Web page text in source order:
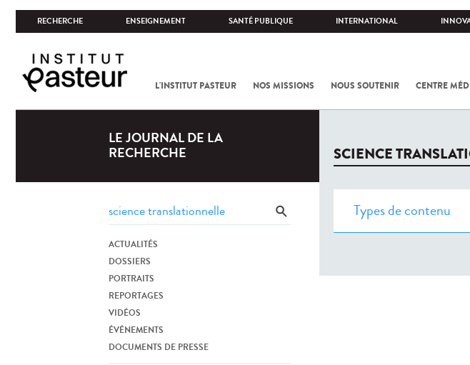
RECHERCHE ENSEIGNEMENT SANTÉ PUBLIQUE INTERNATIONAL
L'INSTITUT PASTEUR NOS MISSIONS NOUS SOUTENIR CENTRE
LE JOURNAL DE LA
RECHERCHE
ACTUALITÉS
DOSSIERS
PORTRAITS
REPORTAGES
VIDÉOS
ÉVÉNEMENTS
DOCUMENTS DE PRESSE
SCIENCE